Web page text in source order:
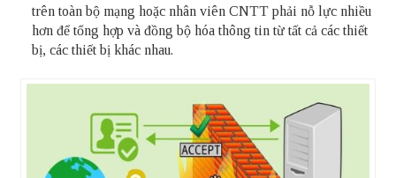
trên toàn bộ mạng hoặc nhân viên CNTT phải nỗ lực nhiều
hơn để tổng hợp và đồng bộ hóa thông tin từ tất cả các thiết
bị, các thiết bị khác nhau.